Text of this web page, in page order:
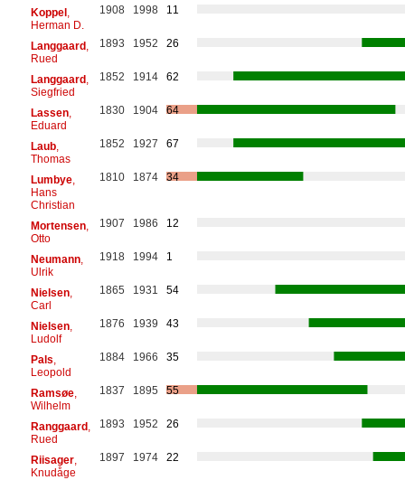
Koppel,
Herman D.
1908 1998 11
Langgaard,
Rued
1893 1952 26
Langgaard,
Siegfried
1852 1914 62
Lassen,
Eduard
1830 1904 64
Laub,
Thomas
1852 1927 67
Lumbye,
Hans
Christian
1810 1874 34
Mortensen,
Otto
1907 1986 12
Neumann,
Ulrik
1918 1994 1
Nielsen,
Carl
1865 1931 54
Nielsen,
Ludolf
1876 1939 43
Pals
Leopold
1884 1966 35
Ramsøe,
Wilhelm
1837 1895 55
Ranggaard,
Rued
1893 1952 26
Riisager,
Knudåge
1897 1974 22